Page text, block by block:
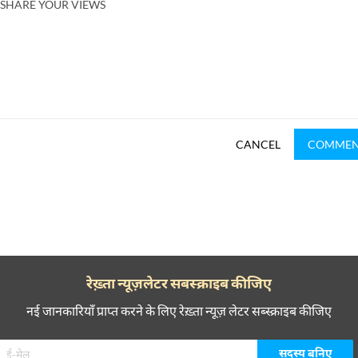
SHARE YOUR VIEWS
CANCEL
रेख़्ता न्यूज़लेटर सबस्क्राइब कीजिए
नई जानकारियाँ प्राप्त करने के लिए रेख़्ता न्यूज़ लेटर सब्स्क्राइब कीजिए